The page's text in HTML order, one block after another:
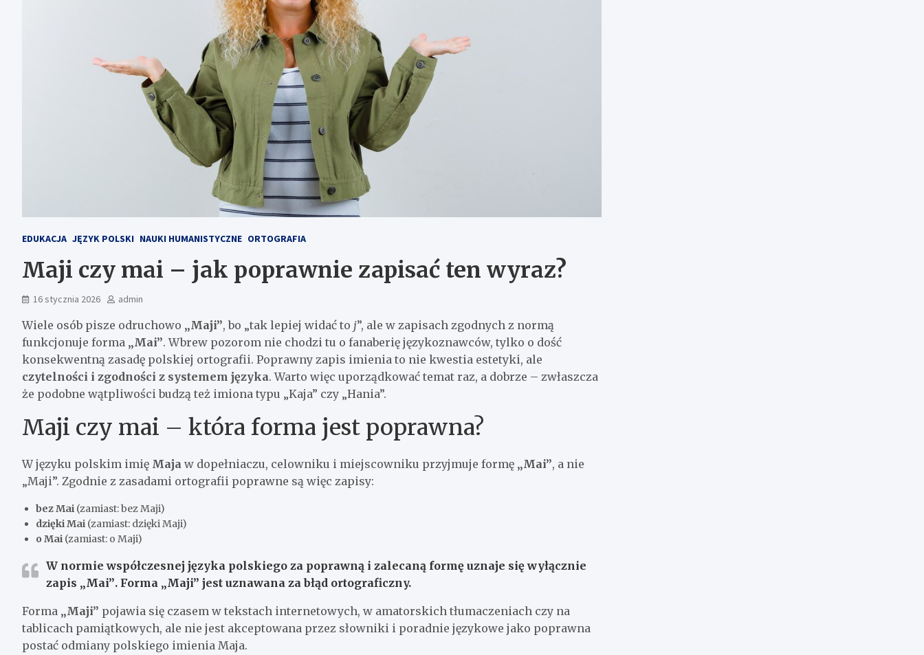
EDUKACJA JĘZYK POLSKI NAUKI HUMANISTYCZNE ORTOGRAFIA
Maji czy mai – jak poprawnie zapisać ten wyraz?
16 stycznia 2026 admin
Wiele osób pisze odruchowo „Maji”, bo „tak lepiej widać to j”, ale w zapisach zgodnych z normą
funkcjonuje forma „Mai”. Wbrew pozorom nie chodzi tu o fanaberię językoznawców, tylko o dość
konsekwentną zasadę polskiej ortografii. Poprawny zapis imienia to nie kwestia estetyki, ale
czytelności i zgodności z systemem języka. Warto więc uporządkować temat raz, a dobrze – zwłaszcza
że podobne wątpliwości budzą też imiona typu „Kaja” czy „Hania”.
Maji czy mai – która forma jest poprawna?
W języku polskim imię Maja w dopełniaczu, celowniku i miejscowniku przyjmuje formę „Mai”, a nie
„Maji”. Zgodnie z zasadami ortografii poprawne są więc zapisy:
bez Mai (zamiast: bez Maji)
dzięki Mai (zamiast: dzięki Maji)
o Mai (zamiast: o Maji)
W normie współczesnej języka polskiego za poprawną i zalecaną formę uznaje się wyłącznie
zapis „Mai”. Forma „Maji” jest uznawana za błąd ortograficzny.
Forma „Maji” pojawia się czasem w tekstach internetowych, w amatorskich tłumaczeniach czy na
tablicach pamiątkowych, ale nie jest akceptowana przez słowniki i poradnie językowe jako poprawna
postać odmiany polskiego imienia Maja.